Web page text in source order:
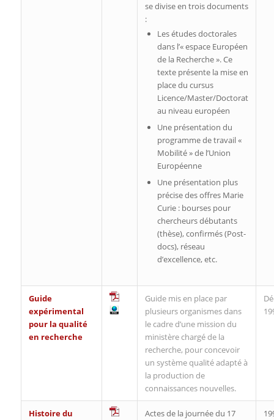
se divise en trois documents
:
Les études doctorales
dans l’« espace Européen
de la Recherche ». Ce
texte présente la mise en
place du cursus
Licence/Master/Doctorat
au niveau européen
Une présentation du
programme de travail «
Mobilité » de l’Union
Européenne
Une présentation plus
précise des offres Marie
Curie : bourses pour
chercheurs débutants
(thèse), confirmés (Post-
docs), réseau
d’excellence, etc.
Guide
expérimental
pour la qualité
en recherche
Guide mis en place par
plusieurs organismes dans
le cadre d’une mission du
ministère chargé de la
recherche, pour concevoir
un système qualité adapté à
la production de
connaissances nouvelles.
Histoire du
Actes de la journée du 17